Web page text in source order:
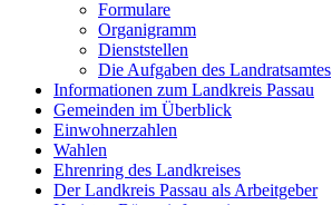
Formulare
Organigramm
Dienststellen
Die Aufgaben des Landratsamtes
Informationen zum Landkreis Passau
Gemeinden im Überblick
Einwohnerzahlen
Wahlen
Ehrenring des Landkreises
Der Landkreis Passau als Arbeitgeber